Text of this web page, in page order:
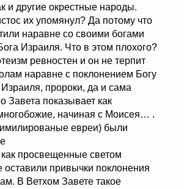
и другие окрестные народы.
их упомянул? Да потому что
наравне со своими богами
Израиля. Что в этом плохого?
ревностен и он не терпит
наравне с поклонением Богу
пророки, да и сама
Завета показывает как
начиная с Моисея… .
евреи) были
как просвещенные светом
привычки поклонения
В Ветхом Завете такое